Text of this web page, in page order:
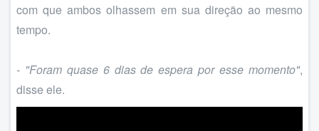
com que ambos olhassem em sua direção ao mesmo
tempo.
- "Foram quase 6 dias de espera por esse momento",
disse ele.